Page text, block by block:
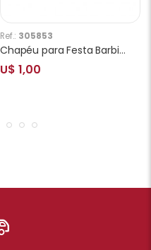
Ref.: 305853
Chapéu para Festa Barbie 10 Unidades
U$ 1,00